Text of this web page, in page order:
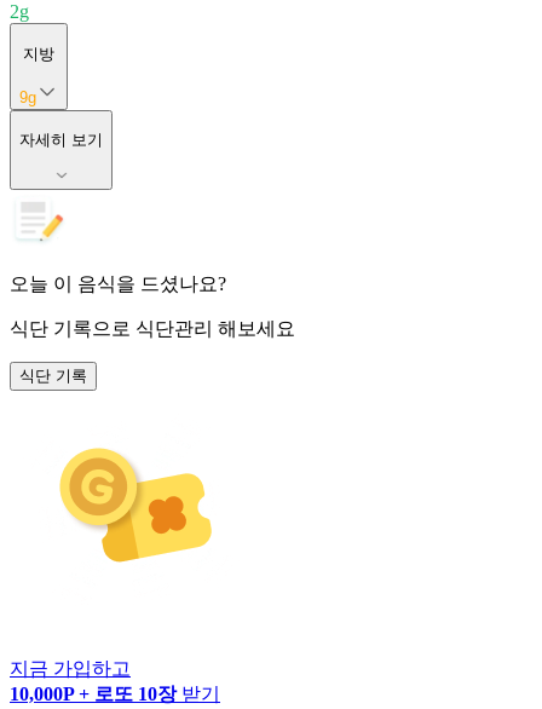
2g
지방
9g
자세히 보기
오늘 이 음식을 드셨나요?
식단 기록으로 식단관리 해보세요
식단 기록
지금 가입하고
10,000P + 로또 10장 받기